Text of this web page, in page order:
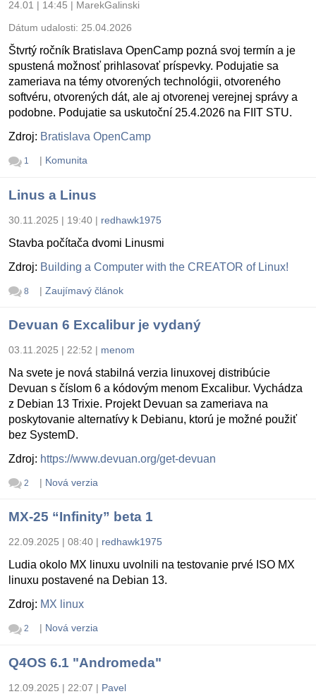
24.01 | 14:45 | MarekGalinski
Dátum udalosti: 25.04.2026
Štvrtý ročník Bratislava OpenCamp pozná svoj termín a je
spustená možnosť prihlasovať príspevky. Podujatie sa
zameriava na témy otvorených technológii, otvoreného
softvéru, otvorených dát, ale aj otvorenej verejnej správy a
podobne. Podujatie sa uskutoční 25.4.2026 na FIIT STU.
Zdroj: Bratislava OpenCamp
1 | Komunita
Linus a Linus
30.11.2025 | 19:40 | redhawk1975
Stavba počítača dvomi Linusmi
Zdroj: Building a Computer with the CREATOR of Linux!
8 | Zaujímavý článok
Devuan 6 Excalibur je vydaný
03.11.2025 | 22:52 | menom
Na svete je nová stabilná verzia linuxovej distribúcie
Devuan s číslom 6 a kódovým menom Excalibur. Vychádza
z Debian 13 Trixie. Projekt Devuan sa zameriava na
poskytovanie alternatívy k Debianu, ktorú je možné použiť
bez SystemD.
Zdroj: https://www.devuan.org/get-devuan
2 | Nová verzia
MX-25 “Infinity” beta 1
22.09.2025 | 08:40 | redhawk1975
Ludia okolo MX linuxu uvolnili na testovanie prvé ISO MX
linuxu postavené na Debian 13.
Zdroj: MX linux
2 | Nová verzia
Q4OS 6.1 "Andromeda"
12.09.2025 | 22:07 | Pavel